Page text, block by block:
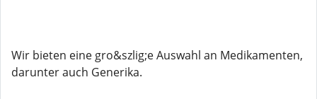
Wir bieten eine gro&szlig;e Auswahl an Medikamenten,
darunter auch Generika.